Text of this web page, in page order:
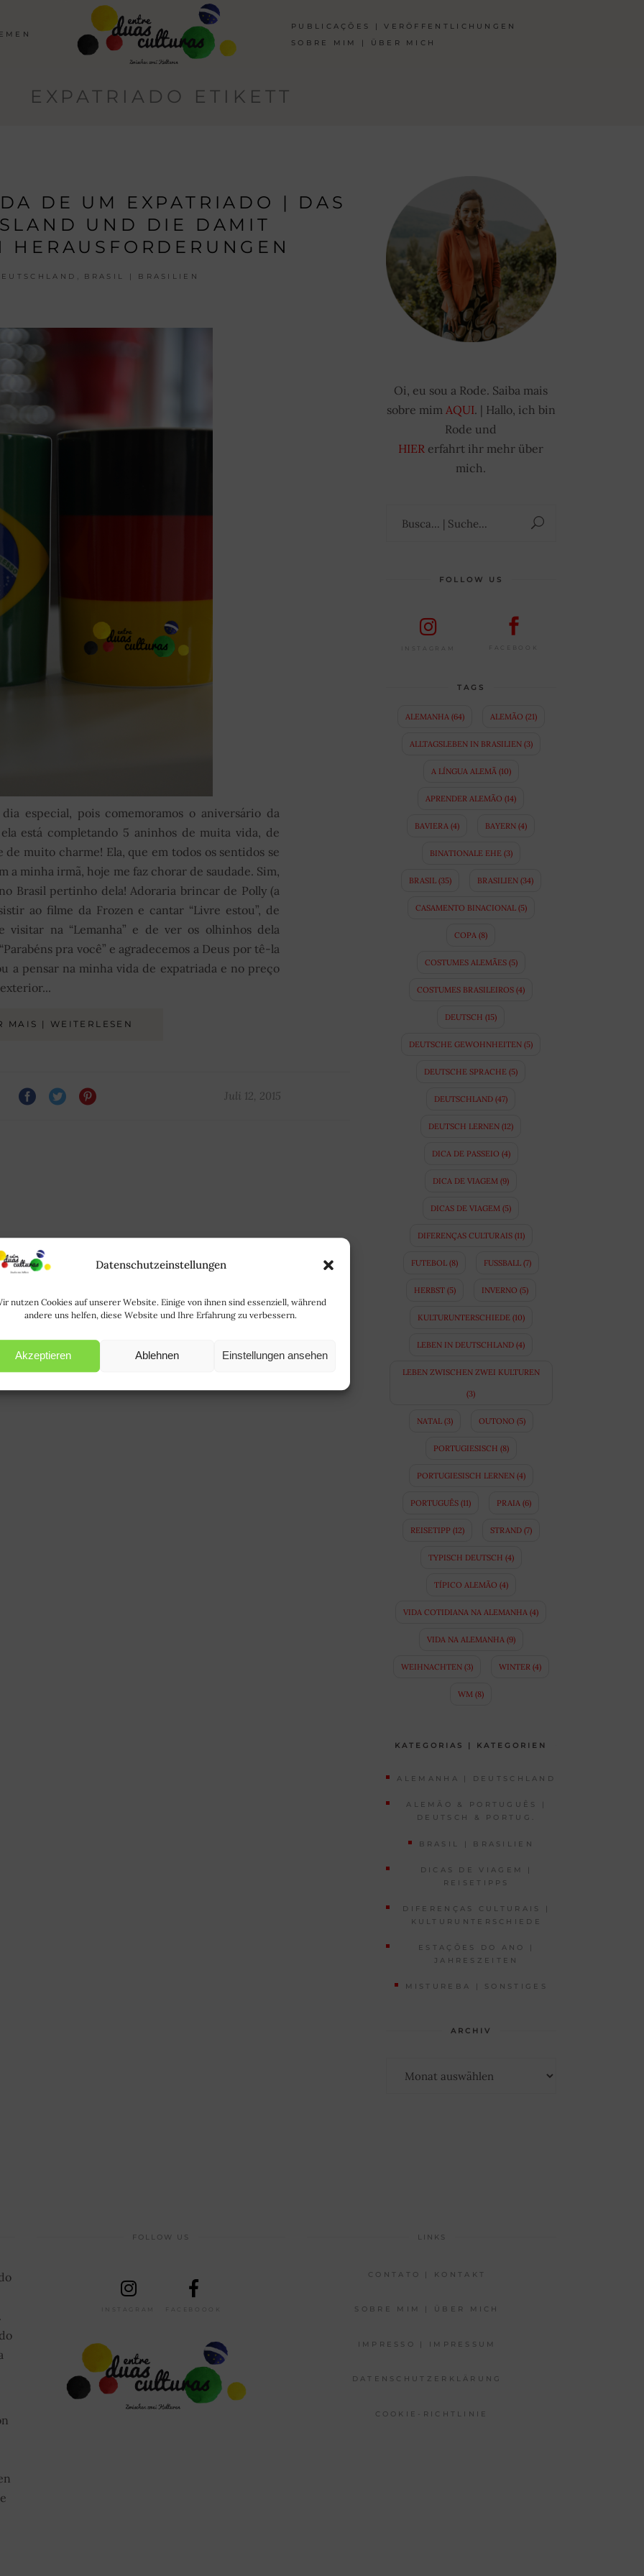
Datenschutzeinstellungen
nutzen Cookies auf unserer Website. Einige von ihnen sind essenziell, während
andere uns helfen, diese Website und Ihre Erfahrung zu verbessern.
Akzeptieren Ablehnen Einstellungen ansehen
PUBLICAÇÕES | VERÖFFENTLICHUNGEN
SOBRE MIM | ÜBER MICH
EXPATRIADO ETIKETT
DE UM EXPATRIADO | DAS
UND DIE DAMIT
HERAUSFORDERUNGEN
BRASIL | BRASILIEN
especial, pois comemoramos o aniversário da
está completando 5 aninhos de muita vida, de
muito charme! Ela, que em todos os sentidos se
a minha irmã, hoje me faz chorar de saudade. Sim,
Brasil pertinho dela! Adoraria brincar de Polly (a
ao filme da Frozen e cantar “Livre estou”, de
visitar na “Lemanha” e de ver os olhinhos dela
pra você” e agradecemos a Deus por tê-la
a pensar na minha vida de expatriada e no preço
MAIS | WEITERLESEN
Juli 12, 2015
Oi, eu sou a Rode. Saiba mais
sobre mim AQUI. | Hallo, ich bin
Rode und
HIER erfahrt ihr mehr über
mich.
FOLLOW US
INSTAGRAM FACEBOOK
TAGS
ALEMANHA (64) ALEMÃO (21)
ALLTAGSLEBEN IN BRASILIEN(3)
A LÍNGUA ALEMÃ (10)
APRENDER ALEMÃO (14)
BAVIERA (4) BAYERN (4)
BINATIONALE EHE(3)
BRASIL(35) BRASILIEN(34)
CASAMENTO BINACIONAL(5)
COPA (8)
COSTUMES ALEMÃES(5)
COSTUMES BRASILEIROS (4)
DEUTSCH (15)
DEUTSCHE GEWOHNHEITEN (5)
DEUTSCHE SPRACHE (5)
DEUTSCHLAND (47)
DEUTSCH LERNEN (12)
DICA DE PASSEIO (4)
DICA DE VIAGEM (9)
DICAS DE VIAGEM (5)
DIFERENÇAS CULTURAIS(11)
FUTEBOL(8) FUSSBALL (7)
HERBST(5) INVERNO (5)
KULTURUNTERSCHIEDE(10)
LEBEN IN DEUTSCHLAND (4)
LEBEN ZWISCHEN ZWEI KULTUREN
(3)
NATAL(3) OUTONO (5)
PORTUGIESISCH (8)
PORTUGIESISCH LERNEN(4)
PORTUGUÊS (11) PRAIA (6)
REISETIPP(12) STRAND(7)
TYPISCH DEUTSCH (4)
TÍPICO ALEMÃO (4)
VIDA COTIDIANA NA ALEMANHA (4)
VIDA NA ALEMANHA (9)
WEIHNACHTEN(3) WINTER (4)
WM (8)
KATEGORIAS | KATEGORIEN
ALEMANHA | DEUTSCHLAND
ALEMÃO & PORTUGUÊS |
DEUTSCH & PORTUG.
BRASIL | BRASILIEN
DICAS DE VIAGEM |
REISETIPPS
DIFERENÇAS CULTURAIS |
KULTURUNTERSCHIEDE
ESTAÇÕES DO ANO |
JAHRESZEITEN
MISTUREBA | SONSTIGES
ARCHIV
FOLLOW US
INSTAGRAM FACEBOOOK
LINKS
CONTATO | KONTAKT
SOBRE MIM | ÜBER MICH
IMPRESSO | IMPRESSUM
DATENSCHUTZERKLÄRUNG
COOKIE-RICHTLINIE